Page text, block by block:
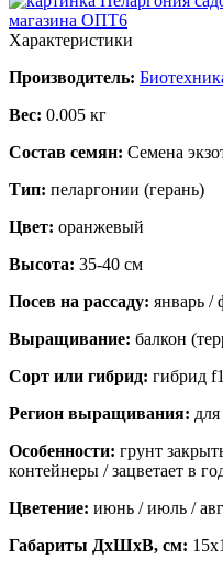
Характеристики
Производитель:
Вес: 0.005 кг
Состав семян: Семена
Тип: пеларгонии (герань)
Цвет: оранжевый
Высота: 35-40 см
Посев на рассаду: январь /
Выращивание: балкон
Сорт или гибрид: гибрид f1
Регион выращивания:
Особенности: грунт
контейнеры / зацветает в
Цветение: июнь / июль /
Габариты ДхШхВ, см: